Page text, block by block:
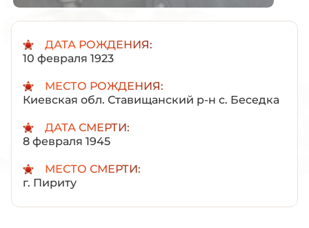
ДАТА РОЖДЕНИЯ:
10 февраля 1923
МЕСТО РОЖДЕНИЯ:
Киевская обл. Ставищанский р-н с. Беседка
ДАТА СМЕРТИ:
8 февраля 1945
МЕСТО СМЕРТИ:
г. Пириту